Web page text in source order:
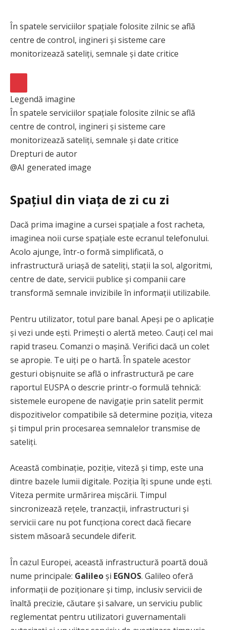
În spatele serviciilor spațiale folosite zilnic se află
centre de control, ingineri și sisteme care
monitorizează sateliți, semnale și date critice
AFIȘEAZĂ
INFORMAȚIILE
IMAGINII
Legendă imagine
În spatele serviciilor spațiale folosite zilnic se află
centre de control, ingineri și sisteme care
monitorizează sateliți, semnale și date critice
Drepturi de autor
@AI generated image
Spațiul din viața de zi cu zi
Dacă prima imagine a cursei spațiale a fost racheta,
imaginea noii curse spațiale este ecranul telefonului.
Acolo ajunge, într-o formă simplificată, o
infrastructură uriașă de sateliți, stații la sol, algoritmi,
centre de date, servicii publice și companii care
transformă semnale invizibile în informații utilizabile.
Pentru utilizator, totul pare banal. Apeși pe o aplicație
și vezi unde ești. Primești o alertă meteo. Cauți cel mai
rapid traseu. Comanzi o mașină. Verifici dacă un colet
se apropie. Te uiți pe o hartă. În spatele acestor
gesturi obișnuite se află o infrastructură pe care
raportul EUSPA o descrie printr-o formulă tehnică:
sistemele europene de navigație prin satelit permit
dispozitivelor compatibile să determine poziția, viteza
și timpul prin procesarea semnalelor transmise de
sateliți.
Această combinație, poziție, viteză și timp, este una
dintre bazele lumii digitale. Poziția îți spune unde ești.
Viteza permite urmărirea mișcării. Timpul
sincronizează rețele, tranzacții, infrastructuri și
servicii care nu pot funcționa corect dacă fiecare
sistem măsoară secundele diferit.
În cazul Europei, această infrastructură poartă două
nume principale: Galileoși EGNOS. Galileo oferă
informații de poziționare și timp, inclusiv servicii de
înaltă precizie, căutare și salvare, un serviciu public
reglementat pentru utilizatori guvernamentali